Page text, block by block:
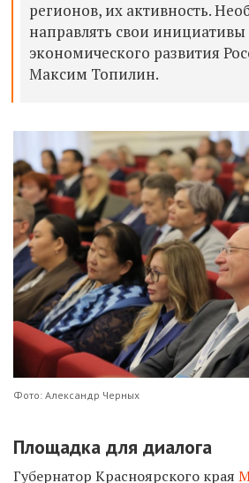
регионов, их активность.
направлять свои
экономического развития
Максим Топилин.
Фото: Александр Черных
Площадка для диалога
Губернатор Красноярского края